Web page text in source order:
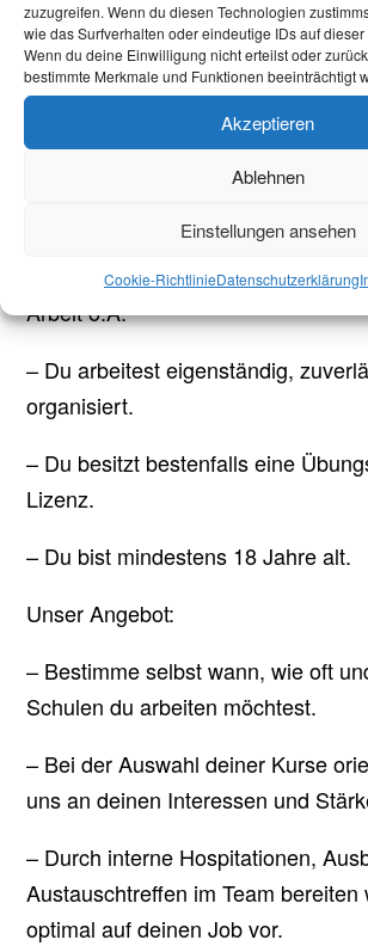
zuzugreifen. Wenn du diesen Technologien
wie das Surfverhalten oder eindeutige IDs auf
Wenn du deine Einwilligung nicht erteilst oder
bestimmte Merkmale und Funktionen beeinträchtigt
Akzeptieren
Ablehnen
Einstellungen ansehen
Cookie-RichtlinieDatenschutzerklärung
Erfahrungen für deine berufliche
Das zeichnet dich aus:
– Du hast Spaß an der Arbeit mit
eventuell bereits Erfahrung im
Jugendlichen und Kindern.
– Du studierst oder hast einen
Erziehungswissenschaften,
Arbeit o.Ä.
– Du arbeitest eigenständig,
organisiert.
– Du besitzt bestenfalls eine
Lizenz.
– Du bist mindestens 18 Jahre alt.
Unser Angebot:
– Bestimme selbst wann, wie oft
Schulen du arbeiten möchtest.
– Bei der Auswahl deiner Kurse
uns an deinen Interessen und
– Durch interne Hospitationen,
Austauschtreffen im Team bereiten
optimal auf deinen Job vor.